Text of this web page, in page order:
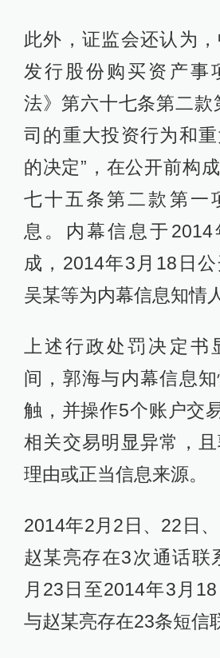
此外，证监会还认为
发行股份购买资产事
法》第六十七条第二款
司的重大投资行为和
的决定”，在公开前构
七十五条第二款第一
息。内幕信息于
成，2014年3月18日公
吴某等为内幕信息知情人
上述行政处罚决定书
间，郭海与内幕信息
触，并操作5个账户交
相关交易明显异常，
理由或正当信息来源。
2014年2月2日、22日
赵某亮存在3次通话联
月23日至2014年3月
与赵某亮存在23条短信